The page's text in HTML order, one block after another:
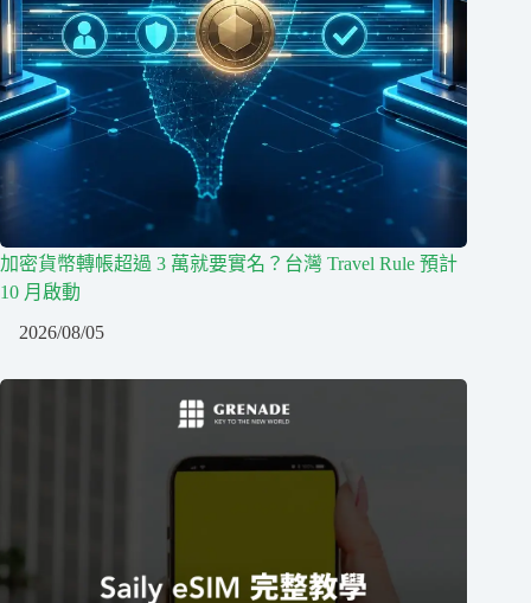
加密貨幣轉帳超過 3 萬就要實名？台灣 Travel Rule 預計
10 月啟動
2026/08/05